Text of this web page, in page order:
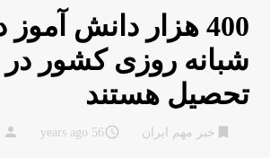
400 هزار دانش آموز
شبانه روزی کشور در
تحصیل هستند
خبر مهم ایران access_time
56 years ago
person